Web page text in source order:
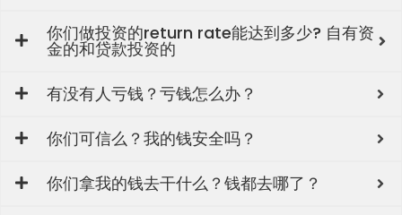
你们做投资的return rate能达到多少? 自有资
金的和贷款投资的
有没有人亏钱？亏钱怎么办？
你们可信么？我的钱安全吗？
你们拿我的钱去干什么？钱都去哪了？